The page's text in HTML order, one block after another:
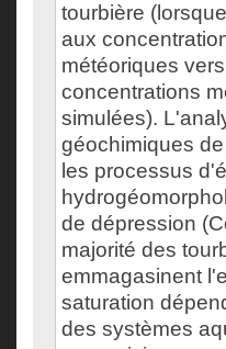
tourbière
aux
météoriques
concentrations
simulées).
géochimiques
les processus
de dépression
majorité des
emmagasinent
saturation
des systèmes